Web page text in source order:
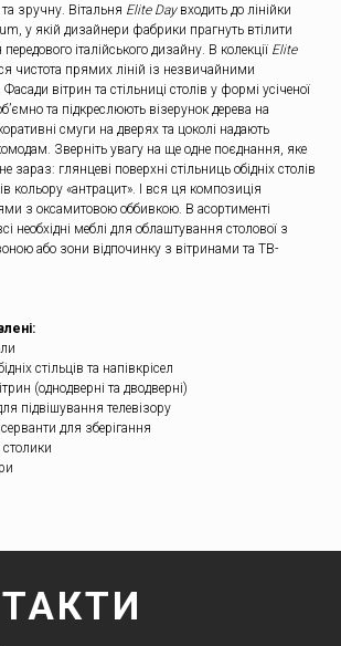
зручну. Вітальня Elite Dayвходить до лінійки
у якій дизайнери фабрики прагнуть втілити
італійського дизайну. В колекції Elite
чистота прямих ліній із незвичайними
вітрин та стільниці столів у формі усіченої
та підкреслюють візерунок дерева на
смуги на дверях та цоколі надають
Зверніть увагу на ще одне поєднання, яке
зараз: глянцеві поверхні стільниць обідніх столів
кольору «антрацит». І вся ця композиція
з оксамитовою оббивкою. В асортименті
необхідні меблі для облаштування столової з
або зони відпочинку з вітринами та ТВ-
стільців та напівкрісел
(однодверні та дводверні)
підвішування телевізору
для зберігання
столики